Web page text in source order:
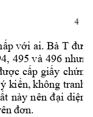
4
với ai. Bà T đư
495 và 496
ược cấp giấy chứng
ý kiến, không tranh
này nên đại diện
đơn.